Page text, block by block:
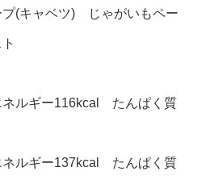
(キャベツ) じゃがいもペー
ネルギー116kcal たんぱく質
ネルギー137kcal たんぱく質